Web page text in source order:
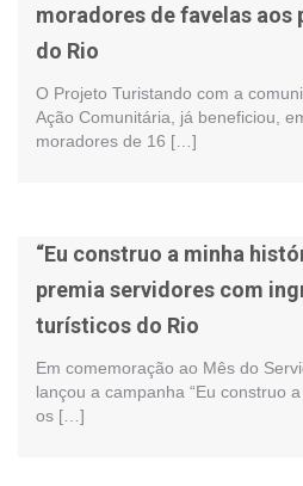
moradores de favelas aos
do Rio
O Projeto Turistando com a
Ação Comunitária, já beneficiou,
moradores de 16 […]
“Eu construo a minha
premia servidores com
turísticos do Rio
Em comemoração ao Mês do
lançou a campanha “Eu construo
os […]